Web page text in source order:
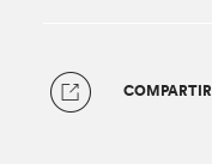
COMPARTIR